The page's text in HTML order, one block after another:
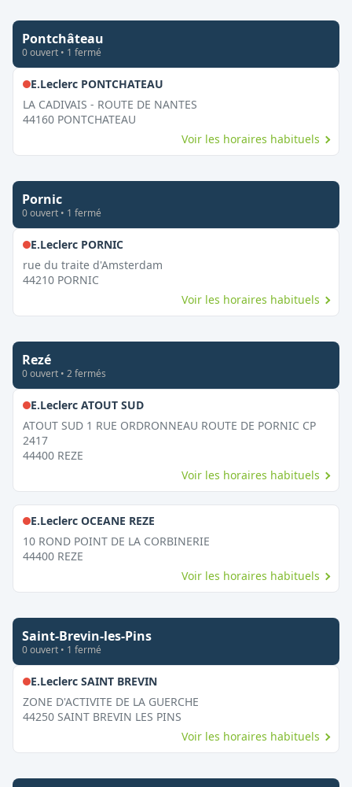
Pontchâteau
0ouvert • 1 fermé
E.Leclerc PONTCHATEAU,
LA CADIVAIS - ROUTE DE NANTES
44160 PONTCHATEAU
Voir les horaires habituels
Pornic
0ouvert • 1 fermé
E.Leclerc PORNIC,
rue du traite d'Amsterdam
44210 PORNIC
Voir les horaires habituels
Rezé
0ouvert • 2fermés
E.Leclerc ATOUT SUD,
ATOUT SUD 1 RUE ORDRONNEAU ROUTE DE PORNIC CP
2417
44400 REZE
Voir les horaires habituels
E.Leclerc OCEANE REZE,
10 ROND POINT DE LA CORBINERIE
44400 REZE
Voir les horaires habituels
Saint-Brevin-les-Pins
0ouvert • 1 fermé
E.Leclerc SAINT BREVIN,
ZONE D'ACTIVITE DE LA GUERCHE
44250 SAINT BREVIN LES PINS
Voir les horaires habituels